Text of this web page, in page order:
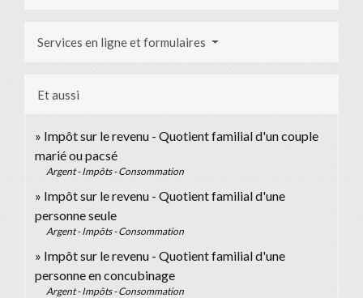
Services en ligne et formulaires
Et aussi
Impôt sur le revenu - Quotient familial d'un couple
marié ou pacsé
Argent - Impôts - Consommation
Impôt sur le revenu - Quotient familial d'une
personne seule
Argent - Impôts - Consommation
Impôt sur le revenu - Quotient familial d'une
personne en concubinage
Argent - Impôts - Consommation